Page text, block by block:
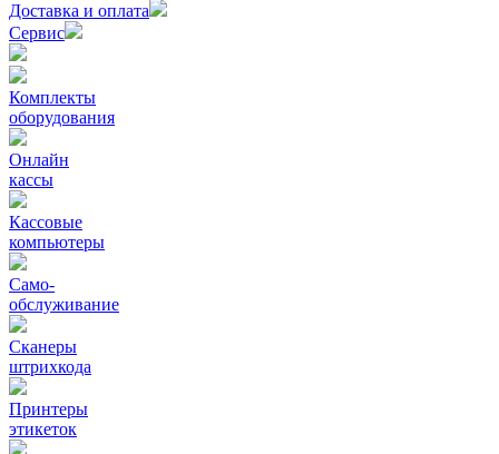
Доставка и оплата
Сервис
Комплекты
оборудования
Онлайн
кассы
Кассовые
компьютеры
Само-
обслуживание
Сканеры
штрихкода
Принтеры
этикеток